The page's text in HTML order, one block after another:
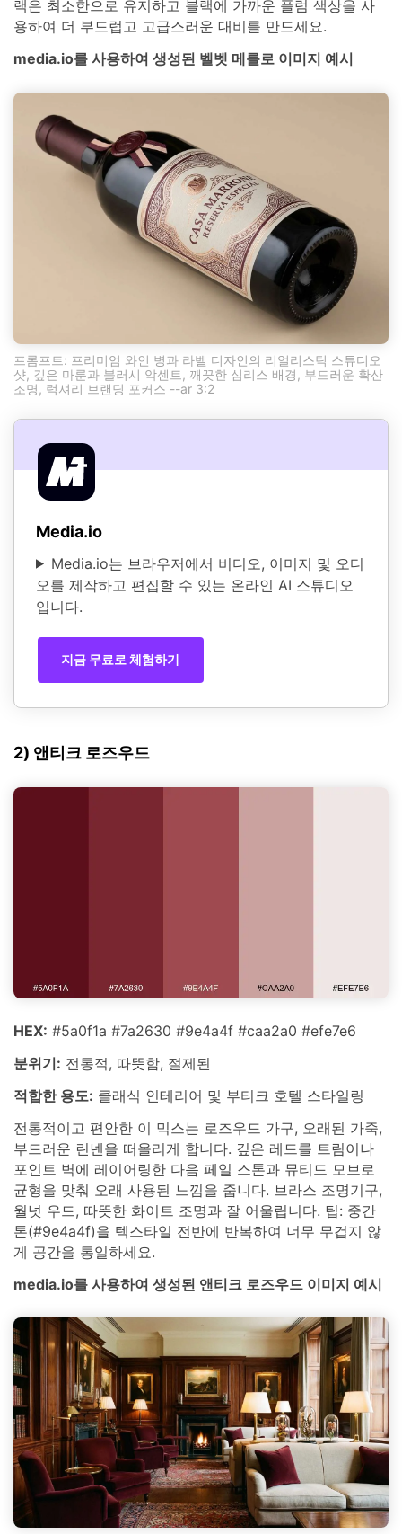
랙은 최소한으로 유지하고 블랙에 가까운 플럼 색상을 사
용하여 더 부드럽고 고급스러운 대비를 만드세요.
media.io를 사용하여 생성된 벨벳 메를로 이미지 예시
프롬프트: 프리미엄 와인 병과 라벨 디자인의 리얼리스틱 스튜디오
샷, 깊은 마룬과 블러시 악센트, 깨끗한 심리스 배경, 부드러운 확산
조명, 럭셔리 브랜딩 포커스 --ar 3:2
Media.io
Media.io는 브라우저에서 비디오, 이미지 및 오디
오를 제작하고 편집할 수 있는 온라인 AI 스튜디오
입니다.
지금 무료로 체험하기
2) 앤티크 로즈우드
HEX: #5a0f1a #7a2630 #9e4a4f #caa2a0 #efe7e6
분위기: 전통적, 따뜻함, 절제된
적합한 용도: 클래식 인테리어 및 부티크 호텔 스타일링
전통적이고 편안한 이 믹스는 로즈우드 가구, 오래된 가죽,
부드러운 린넨을 떠올리게 합니다. 깊은 레드를 트림이나
포인트 벽에 레이어링한 다음 페일 스톤과 뮤티드 모브로
균형을 맞춰 오래 사용된 느낌을 줍니다. 브라스 조명기구,
월넛 우드, 따뜻한 화이트 조명과 잘 어울립니다. 팁: 중간
톤(#9e4a4f)을 텍스타일 전반에 반복하여 너무 무겁지 않
게 공간을 통일하세요.
media.io를 사용하여 생성된 앤티크 로즈우드 이미지 예시